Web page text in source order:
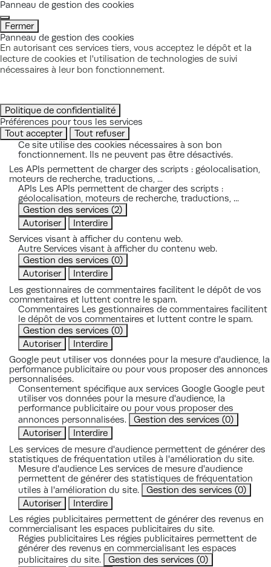
Panneau de gestion des cookies
Fermer
Panneau de gestion des cookies
En autorisant ces services tiers, vous acceptez le dépôt et la
lecture de cookies et l'utilisation de technologies de suivi
nécessaires à leur bon fonctionnement.
Politique de confidentialité
Préférences pour tous les services
Tout accepter
Tout refuser
Ce site utilise des cookies nécessaires à son bon
fonctionnement. Ils ne peuvent pas être désactivés.
Les APIs permettent de charger des scripts : géolocalisation,
moteurs de recherche, traductions, ...
APIs Les APIs permettent de charger des scripts :
géolocalisation, moteurs de recherche, traductions, ...
Gestion des services (2)
Autoriser
Interdire
Services visant à afficher du contenu web.
Autre Services visant à afficher du contenu web.
Gestion des services (0)
Autoriser
Interdire
Les gestionnaires de commentaires facilitent le dépôt de vos
commentaires et luttent contre le spam.
Commentaires Les gestionnaires de commentaires facilitent
le dépôt de vos commentaires et luttent contre le spam.
Gestion des services (0)
Autoriser
Interdire
Google peut utiliser vos données pour la mesure d'audience, la
performance publicitaire ou pour vous proposer des annonces
personnalisées.
Consentement spécifique aux services Google Google peut
utiliser vos données pour la mesure d'audience, la
performance publicitaire ou pour vous proposer des
annonces personnalisées.
Gestion des services (0)
Autoriser
Interdire
Les services de mesure d'audience permettent de générer des
statistiques de fréquentation utiles à l'amélioration du site.
Mesure d'audience Les services de mesure d'audience
permettent de générer des statistiques de fréquentation
utiles à l'amélioration du site.
Gestion des services (0)
Autoriser
Interdire
Les régies publicitaires permettent de générer des revenus en
commercialisant les espaces publicitaires du site.
Régies publicitaires
Les régies publicitaires permettent de
générer des revenus en commercialisant les espaces
publicitaires du site.
Gestion des services (0)